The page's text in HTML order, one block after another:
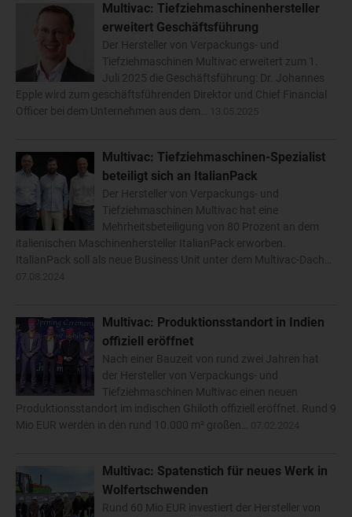
Multivac: Tiefziehmaschinenhersteller
erweitert Geschäftsführung
Der Hersteller von Verpackungs- und
Tiefziehmaschinen Multivac erweitert zum 1.
Juli 2025 die Geschäftsführung: Dr. Johannes
Epple wird zum geschäftsführenden Direktor und Chief Financial
Officer bei dem Unternehmen aus dem…
Multivac: Tiefziehmaschinen-Spezialist
beteiligt sich an ItalianPack
Der Hersteller von Verpackungs- und
Tiefziehmaschinen Multivac hat eine
Mehrheitsbeteiligung von 80 Prozent an dem
italienischen Maschinenhersteller ItalianPack erworben.
ItalianPack soll als neue Business Unit unter dem Multivac-Dach…
Multivac: Produktionsstandort in Indien
offiziell eröffnet
Nach einer Bauzeit von rund zwei Jahren hat
der Hersteller von Verpackungs- und
Tiefziehmaschinen Multivac einen neuen
Produktionsstandort im indischen Ghiloth offiziell eröffnet. Rund 9
Mio EUR werden in den rund 10.000 m² großen…
Multivac: Spatenstich für neues Werk in
Wolfertschwenden
Rund 60 Mio EUR investiert der Hersteller von